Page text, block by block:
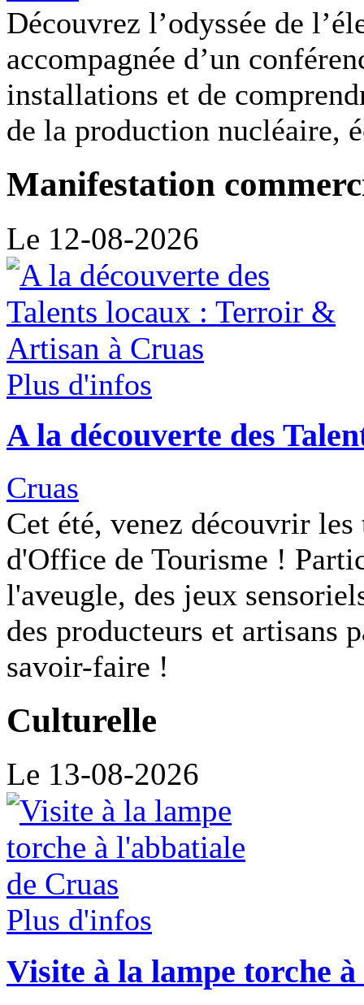
Découvrez l’odyssée de
accompagnée d’un
installations et de
de la production nucléaire,
Manifestation
Le 12-08-2026
Plus d'infos
A la découverte des
Cruas
Cet été, venez découvrir
d'Office de Tourisme !
l'aveugle, des jeux
des producteurs et artisans
savoir-faire !
Culturelle
Le 13-08-2026
Plus d'infos
Visite à la lampe torche